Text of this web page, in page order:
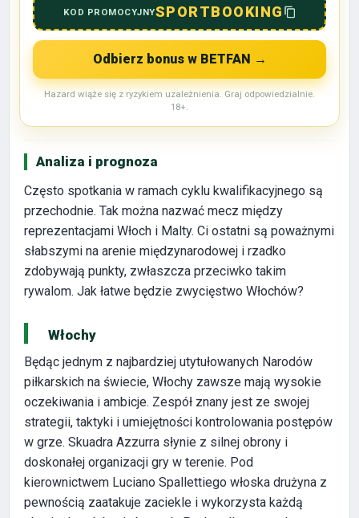
KOD PROMOCYJNYSPORTBOOKING
Odbierz bonus w BETFAN →
Hazard wiąże się z ryzykiem uzależnienia. Graj odpowiedzialnie.
18+.
Analiza i prognoza
Często spotkania w ramach cyklu kwalifikacyjnego są
przechodnie. Tak można nazwać mecz między
reprezentacjami Włoch i Malty. Ci ostatni są poważnymi
słabszymi na arenie międzynarodowej i rzadko
zdobywają punkty, zwłaszcza przeciwko takim
rywalom. Jak łatwe będzie zwycięstwo Włochów?
Włochy
Będąc jednym z najbardziej utytułowanych Narodów
piłkarskich na świecie, Włochy zawsze mają wysokie
oczekiwania i ambicje. Zespół znany jest ze swojej
strategii, taktyki i umiejętności kontrolowania postępów
w grze. Skuadra Azzurra słynie z silnej obrony i
doskonałej organizacji gry w terenie. Pod
kierownictwem Luciano Spallettiego włoska drużyna z
pewnością zaatakuje zaciekle i wykorzysta każdą